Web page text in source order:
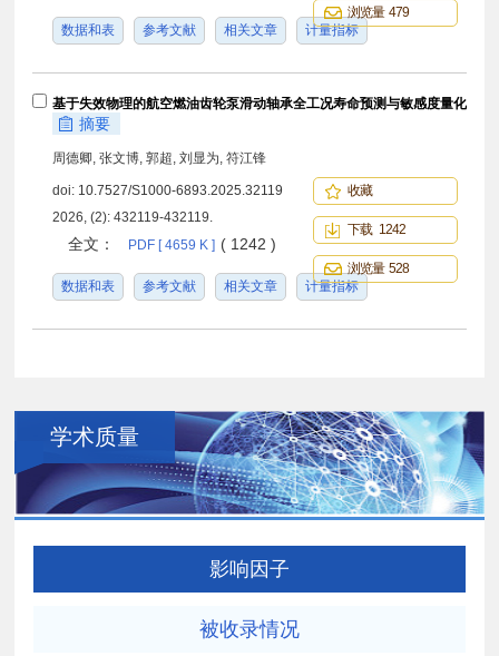
数据和表 参考文献 相关文章 计量指标
浏览量 479
基于失效物理的航空燃油齿轮泵滑动轴承全工况寿命预测与敏感度量化
摘要
周德卿, 张文博, 郭超, 刘显为, 符江锋
doi: 10.7527/S1000-6893.2025.32119
2026, (2): 432119-432119.
全文： PDF [ 4659 K ] ( 1242 )
数据和表 参考文献 相关文章 计量指标
收藏
下载 1242
浏览量 528
学术质量
影响因子
被收录情况